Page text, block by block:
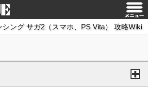
シング サガ2（スマホ、PS Vita） 攻略Wiki